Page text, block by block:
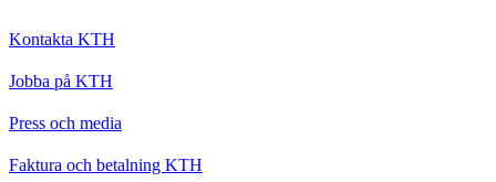
Kontakta KTH
Jobba på KTH
Press och media
Faktura och betalning KTH